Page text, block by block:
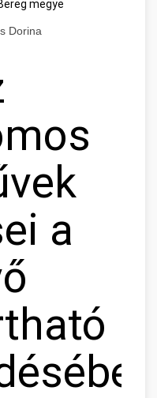
megye
Dorina
a